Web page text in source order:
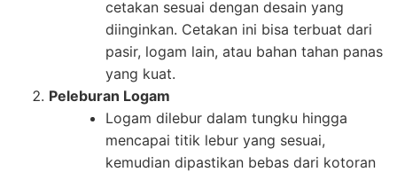
cetakan sesuai dengan desain yang
diinginkan. Cetakan ini bisa terbuat dari
pasir, logam lain, atau bahan tahan panas
yang kuat.
Peleburan Logam
Logam dilebur dalam tungku hingga
mencapai titik lebur yang sesuai,
kemudian dipastikan bebas dari kotoran